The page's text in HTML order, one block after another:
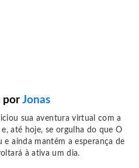
por Jonas
sua aventura virtual com a
até hoje, se orgulha do que O
ainda mantém a esperança de
à ativa um dia.